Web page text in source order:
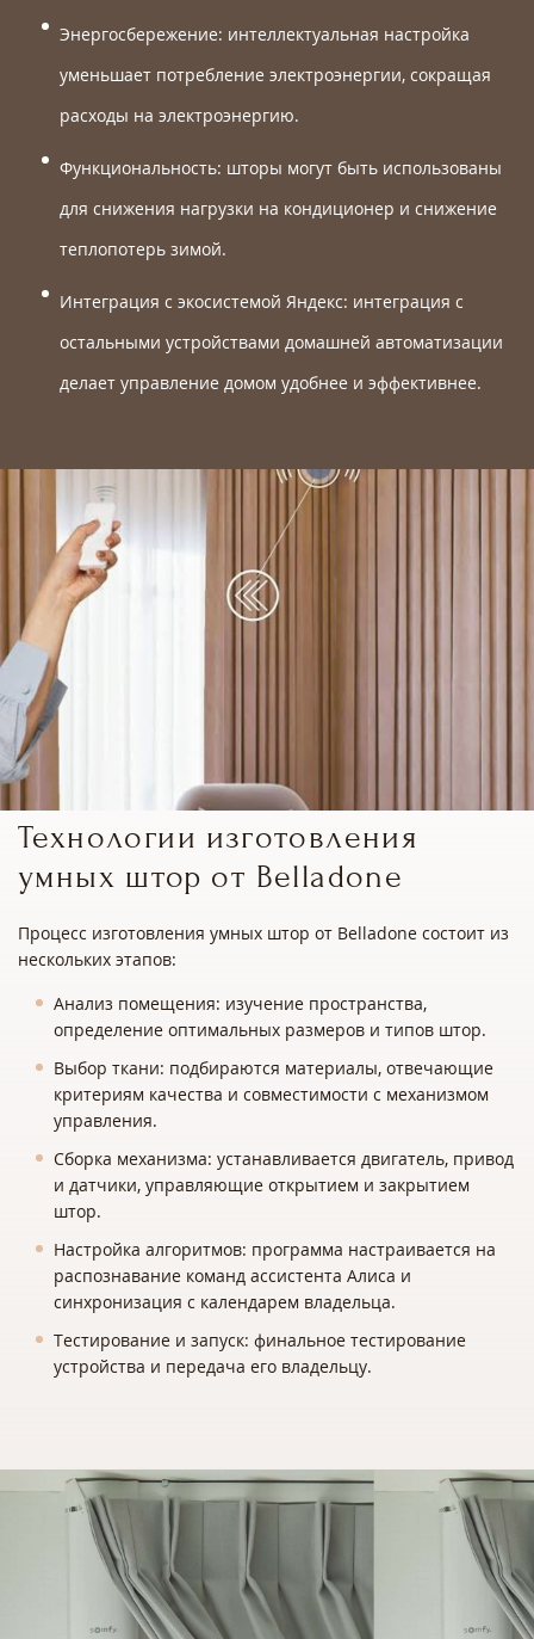
Энергосбережение: интеллектуальная настройка
уменьшает потребление электроэнергии, сокращая
расходы на электроэнергию.
Функциональность: шторы могут быть использованы
для снижения нагрузки на кондиционер и снижение
теплопотерь зимой.
Интеграция с экосистемой Яндекс: интеграция с
остальными устройствами домашней автоматизации
делает управление домом удобнее и эффективнее.
Технологии изготовления
умных штор от Belladone
Процесс изготовления умных штор от Belladone состоит из
нескольких этапов:
Анализ помещения: изучение пространства,
определение оптимальных размеров и типов штор.
Выбор ткани: подбираются материалы, отвечающие
критериям качества и совместимости с механизмом
управления.
Сборка механизма: устанавливается двигатель, привод
и датчики, управляющие открытием и закрытием
штор.
Настройка алгоритмов: программа настраивается на
распознавание команд ассистента Алиса и
синхронизация с календарем владельца.
Тестирование и запуск: финальное тестирование
устройства и передача его владельцу.